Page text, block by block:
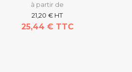
à partir de
21,20 € HT
25,44 € TTC